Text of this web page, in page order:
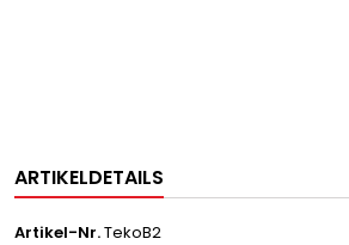
ARTIKELDETAILS
Artikel-Nr.TekoB2